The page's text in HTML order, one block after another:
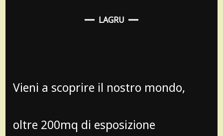
LAGRU
Vieni a scoprire il nostro mondo,
oltre 200mq di esposizione